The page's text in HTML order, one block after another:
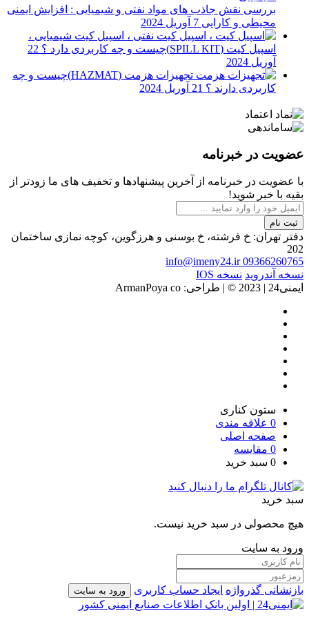
بررسی نقش جاذب های مواد نفتی و شیمیایی : افزایش ایمنی
محیطی و کارایی 7 آوریل 2024
اسپیل کیت (SPILL KIT)چیست و چه کاربردی دارد ؟
22
آوریل 2024
تجهیزات هزمت (HAZMAT)چیست و چه
کاربردی دارند ؟ 21 آوریل 2024
عضویت در خبرنامه
با عضویت در خبرنامه از آخرین پیشنهادها و تخفیف های ما زودتر از
بقیه با خبر شوید!
ثبت نام
دفتر تهران: خ فرشته، خ بوسنی و هرزگوین، کوچه نمازی ساختمان
202
09366260765
info@imeny24.ir
نسخه آندروید نسخه IOS
ایمنی24 | 2023 ©️ | طراحی: ArmanPoya co
ستون کناری
0 علاقه مندی
صفحه اصلی
0 مقایسه
0 سبد خرید
سبد خرید
هیچ محصولی در سبد خرید نیست.
ورود به سایت
بازنشانی گذرواژه ایجاد حساب کاربری ورود به سایت